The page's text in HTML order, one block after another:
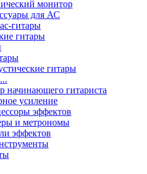
монитор
для АС
гитары
гитары
гитары
начинающего гитариста
усиление
эффектов
и метрономы
эффектов